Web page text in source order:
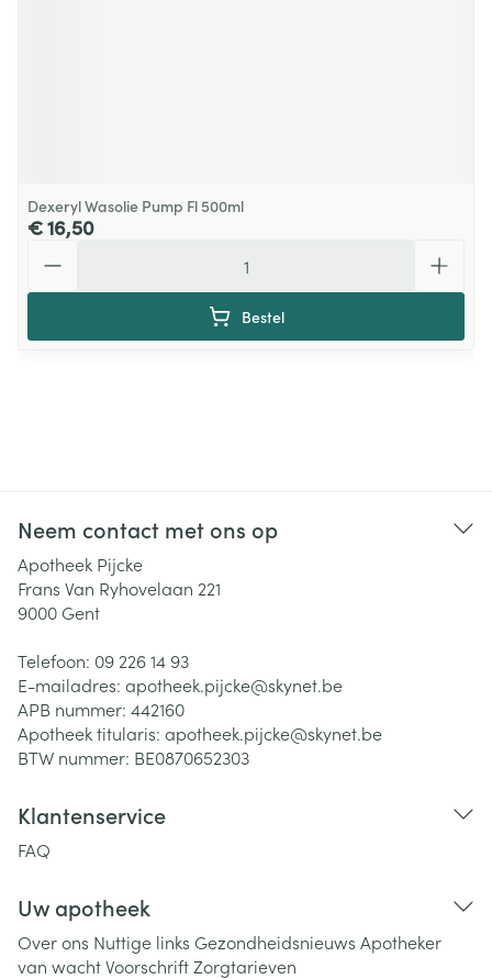
Dexeryl Wasolie Pump Fl 500ml
€ 16,50
Bestel
Neem contact met ons op
Apotheek Pijcke
Frans Van Ryhovelaan 221
9000 Gent
Telefoon: 09 226 14 93
E-mailadres: apotheek.pijcke@skynet.be
APB nummer: 442160
Apotheek titularis: apotheek.pijcke@skynet.be
BTW nummer: BE0870652303
Klantenservice
FAQ
Uw apotheek
Over ons Nuttige links Gezondheidsnieuws Apotheker
van wachtVoorschriftZorgtarieven